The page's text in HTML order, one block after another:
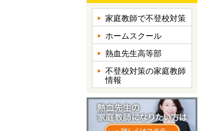
家庭教師で不登校対策
ホームスクール
熱血先生高等部
不登校対策の家庭教師
情報